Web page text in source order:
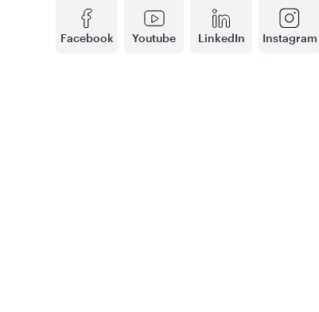
Facebook Youtube LinkedIn Instagram